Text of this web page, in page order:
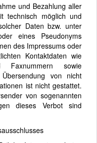
und Bezahlung aller
technisch möglich und
Daten bzw. unter
eines Pseudonyms
des Impressums oder
Kontaktdaten wie
Faxnummern sowie
von nicht
ist nicht gestattet.
von sogenannten
dieses Verbot sind